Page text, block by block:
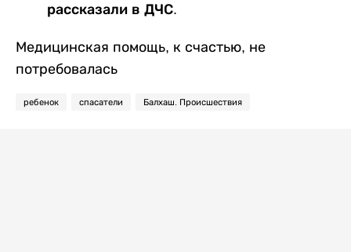
рассказали в ДЧС.
Медицинская помощь, к счастью, не
потребовалась
ребенок спасатели Балхаш. Происшествия